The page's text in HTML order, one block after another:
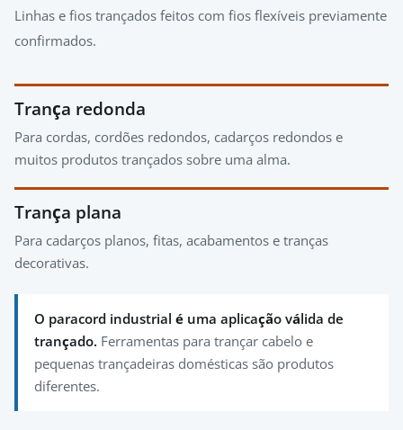
Linhas e fios trançados feitos com fios flexíveis previamente
confirmados.
Trança redonda
Para cordas, cordões redondos, cadarços redondos e
muitos produtos trançados sobre uma alma.
Trança plana
Para cadarços planos, fitas, acabamentos e tranças
decorativas.
O paracord industrial é uma aplicação válida de
trançado. Ferramentas para trançar cabelo e
pequenas trançadeiras domésticas são produtos
diferentes.